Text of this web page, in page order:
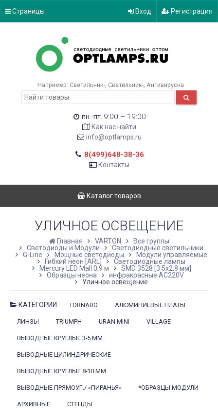
Страницы Вход Регистрация
Например: Светильник- Светильник- Антивирусна
пн.-пт. 9:00 – 19:00
Как нас найти
info@optlamps.ru
8(499)648-38-36
Контакты
Каталог товаров
УЛИЧНОЕ ОСВЕЩЕНИЕ
Главная VARTON
Все группы
Светодиоды и Модули
Светодиодные светильники
G-Line
Мощные светодиоды
Модули управляемые
Гибкий неон [ARL]
Светодиодные лампы
Mercury LED Mall 0,9 м
SMD 3528 [3.5х2.8 мм]
Образцы неона
инфракрасные AC220V
Уличное освещение
КАТЕГОРИИ TORNADO АЛЮМИНИЕВЫЕ ПЛАТЫ
ЛИНЗЫ TRIUMPH URAN MINI VILLAGE
ВЫВОДНЫЕ КРУГЛЫЕ 3-5 ММ
ВЫВОДНЫЕ ЦИЛИНДРИЧЕСКИЕ
ВЫВОДНЫЕ КРУГЛЫЕ 8-10 ММ
ВЫВОДНЫЕ ПРЯМОУГ./ «ПИРАНЬЯ» *ОБРАЗЦЫ МОДУЛИ
АРХИВНЫЕ СТЕНДЫ